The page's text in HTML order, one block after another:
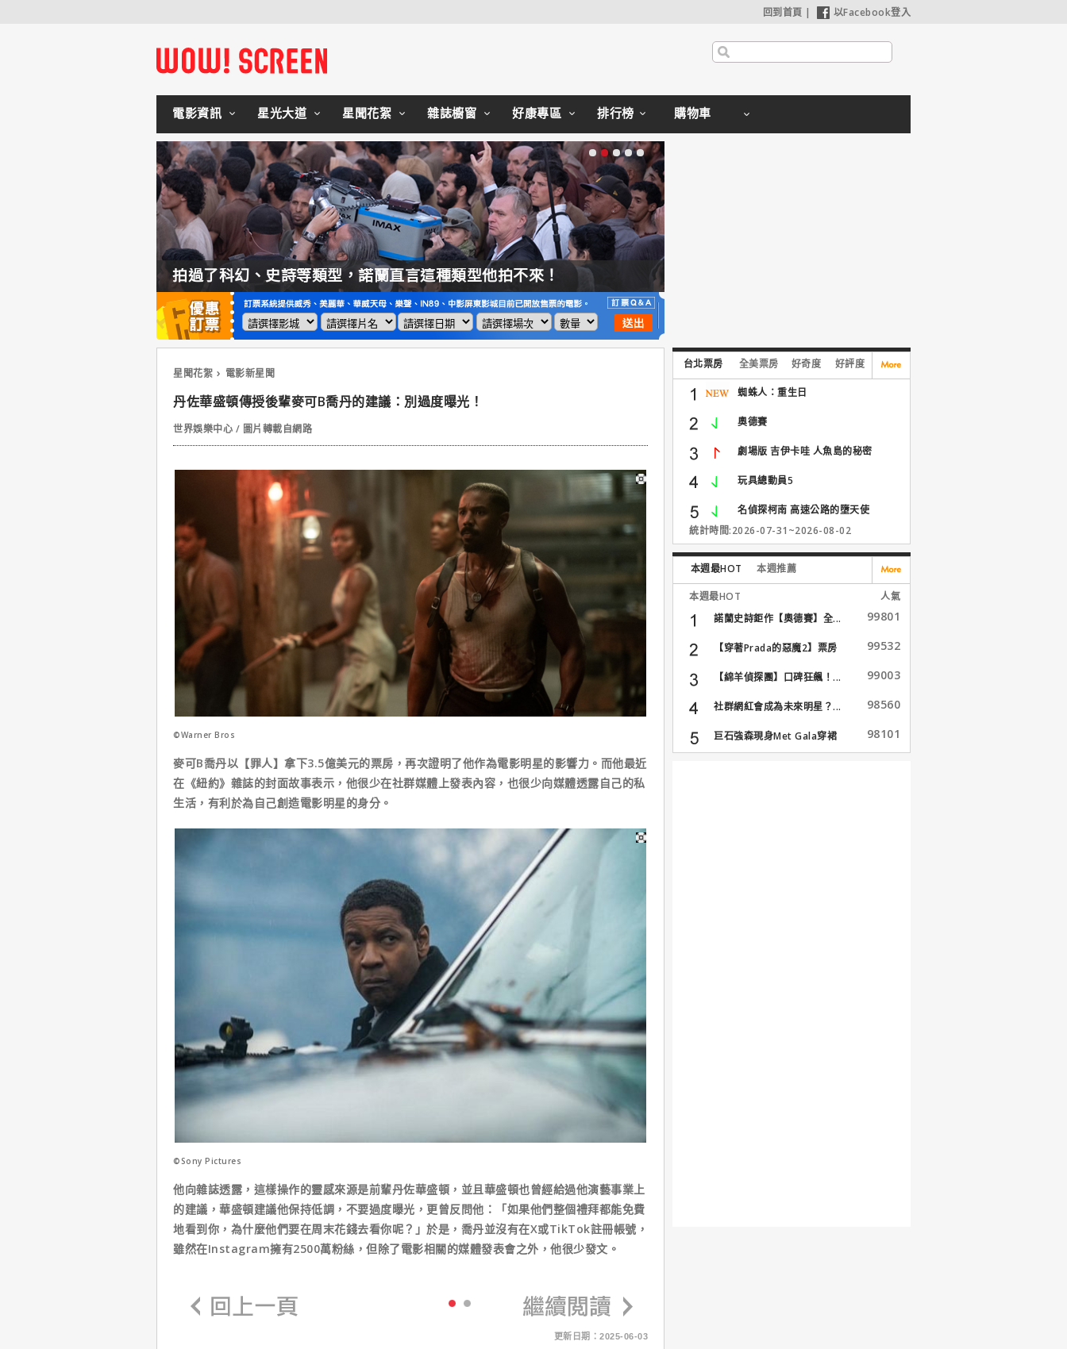
回到首頁 | 以Facebook登入
電影資訊 星光大道 星聞花絮 雜誌櫥窗 好康專區 排行榜 購物車
拍過了科幻、史詩等類型，諾蘭直言這種類型他拍不來！
星聞花絮 電影新星聞
丹佐華盛頓傳授後輩麥可B喬丹的建議：別過度曝光！
世界娛樂中心 / 圖片轉載自網路
©Warner Bros
麥可B喬丹以【罪人】拿下3.5億美元的票房，再次證明了他作為電影明星的影響力。而他最近
在《紐約》雜誌的封面故事表示，他很少在社群媒體上發表內容，也很少向媒體透露自己的私
生活，有利於為自己創造電影明星的身分。
©Sony Pictures
他向雜誌透露，這樣操作的靈感來源是前輩丹佐華盛頓，並且華盛頓也曾經給過他演藝事業上
的建議，華盛頓建議他保持低調，不要過度曝光，更曾反問他：「如果他們整個禮拜都能免費
地看到你，為什麼他們要在周末花錢去看你呢？」於是，喬丹並沒有在X或TikTok註冊帳號，
雖然在Instagram擁有2500萬粉絲，但除了電影相關的媒體發表會之外，他很少發文。
更新日期：2025-06-03
台北票房 全美票房 好奇度 好評度
蜘蛛人：重生日
奧德賽
劇場版 吉伊卡哇 人魚島的秘密
玩具總動員5
名偵探柯南 高速公路的墮天使
統計時間:2026-07-31~2026-08-02
本週最HOT 本週推薦
本週最HOT
人氣
諾蘭史詩鉅作【奧德賽】全...
99801
【穿著Prada的惡魔2】票房
99532
【綿羊偵探團】口碑狂飆！... 99003
社群網紅會成為未來明星？... 98560
巨石強森現身Met Gala穿裙
子...
98101